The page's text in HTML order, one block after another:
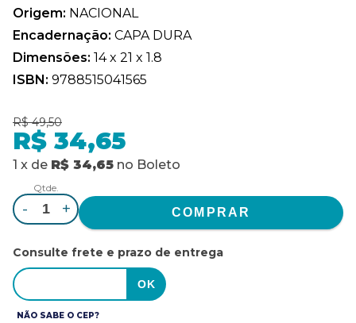
Origem: NACIONAL
Encadernação: CAPA DURA
Dimensões: 14 x 21 x 1.8
ISBN: 9788515041565
R$ 49,50
R$ 34,65
1 x de R$ 34,65 no Boleto
Qtde.
- +
Consulte frete e prazo de entrega
NÃO SABE O CEP?